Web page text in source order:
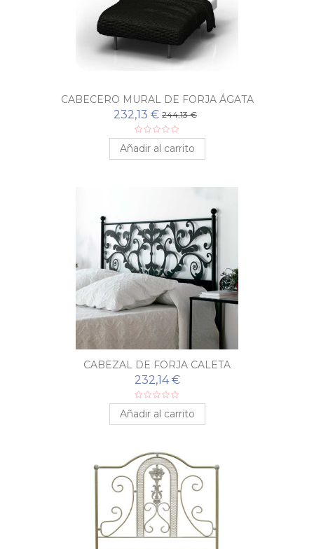
CABECERO MURAL DE FORJA ÁGATA
232,13 € 244,13 €
Añadir al carrito
CABEZAL DE FORJA CALETA
232,14 €
Añadir al carrito